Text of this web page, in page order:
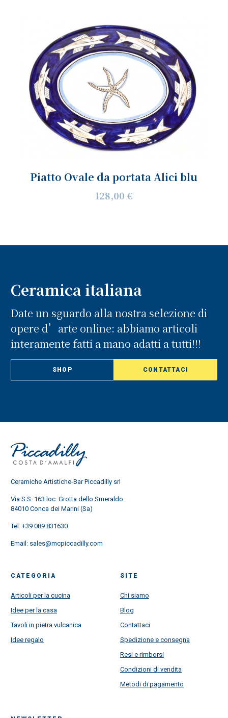
Piatto Ovale da portata Alici blu
128,00 €
Ceramica italiana
Date un sguardo alla nostra selezione di
opere d’arte online: abbiamo articoli
interamente fatti a mano adatti a tutti!!!
SHOP CONTATTACI
Ceramiche Artistiche-Bar Piccadilly srl
Via S.S. 163 loc. Grotta dello Smeraldo
84010 Conca dei Marini (Sa)
Tel: +39 089 831630
Email: sales@mcpiccadilly.com
CATEGORIA
Articoli per la cucina
Idee per la casa
Tavoli in pietra vulcanica
Idee regalo
SITE
Chi siamo
Blog
Contattaci
Spedizione e consegna
Resi e rimborsi
Condizioni di vendita
Metodi di pagamento